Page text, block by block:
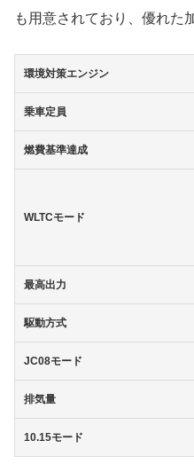
も用意されており、優れた
環境対策エンジン
乗車定員
燃費基準達成
WLTCモード
最高出力
駆動方式
JC08モード
排気量
10.15モード